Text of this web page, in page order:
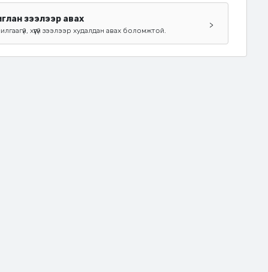
зээлээр авах
хүүгүй зээлээр худалдан авах боломжтой. >